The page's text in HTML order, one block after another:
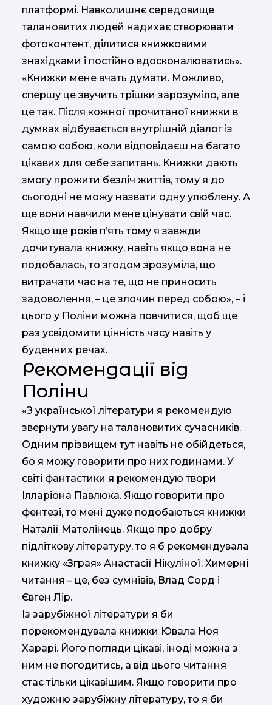
платформі. Навколишнє середовище
талановитих людей надихає створювати
фотоконтент, ділитися книжковими
знахідками і постійно вдосконалюватись».
«Книжки мене вчать думати. Можливо,
спершу це звучить трішки зарозуміло, але
це так. Після кожної прочитаної книжки в
думках відбувається внутрішній діалог із
самою собою, коли відповідаєш на багато
цікавих для себе запитань. Книжки дають
змогу прожити безліч життів, тому я до
сьогодні не можу назвати одну улюблену. А
ще вони навчили мене цінувати свій час.
Якщо ще років п’ять тому я завжди
дочитувала книжку, навіть якщо вона не
подобалась, то згодом зрозуміла, що
витрачати час на те, що не приносить
задоволення, – це злочин перед собою», – і
цього у Поліни можна повчитися, щоб ще
раз усвідомити цінність часу навіть у
буденних речах.
Рекомендації від
Поліни
«З української літератури я рекомендую
звернути увагу на талановитих сучасників.
Одним прізвищем тут навіть не обійдеться,
бо я можу говорити про них годинами. У
світі фантастики я рекомендую твори
Ілларіона Павлюка. Якщо говорити про
фентезі, то мені дуже подобаються книжки
Наталії Матолінець. Якщо про добру
підліткову літературу, то я б рекомендувала
книжку «Зграя» Анастасії Нікуліної. Химерні
читання – це, без сумнівів, Влад Сорд і
Євген Лір.
Із зарубіжної літератури я би
порекомендувала книжки Ювала Ноя
Харарі. Його погляди цікаві, іноді можна з
ним не погодитись, а від цього читання
стає тільки цікавішим. Якщо говорити про
художню зарубіжну літературу, то я би